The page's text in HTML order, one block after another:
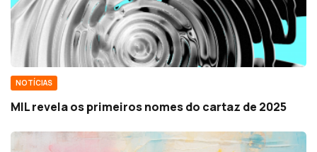
NOTÍCIAS
MIL revela os primeiros nomes do cartaz de 2025